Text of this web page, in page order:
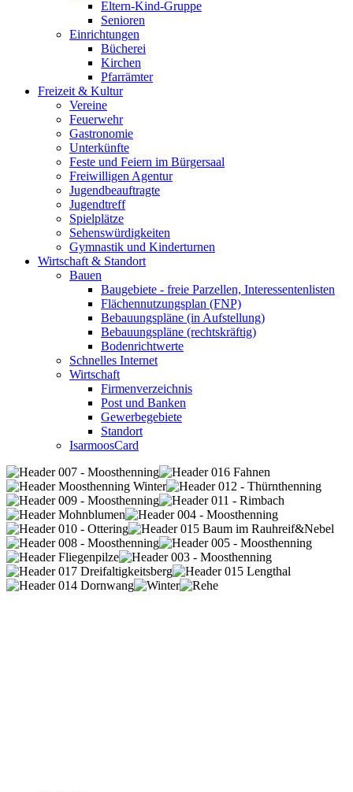
Eltern-Kind-Gruppe
Senioren
Einrichtungen
Bücherei
Kirchen
Pfarrämter
Freizeit & Kultur
Vereine
Feuerwehr
Gastronomie
Unterkünfte
Feste und Feiern im Bürgersaal
Freiwilligen Agentur
Jugendbeauftragte
Jugendtreff
Spielplätze
Sehenswürdigkeiten
Gymnastik und Kinderturnen
Wirtschaft & Standort
Bauen
Baugebiete - freie Parzellen, Interessentenlisten
Flächennutzungsplan (FNP)
Bebauungspläne (in Aufstellung)
Bebauungspläne (rechtskräftig)
Bodenrichtwerte
Schnelles Internet
Wirtschaft
Firmenverzeichnis
Post und Banken
Gewerbegebiete
Standort
IsarmoosCard